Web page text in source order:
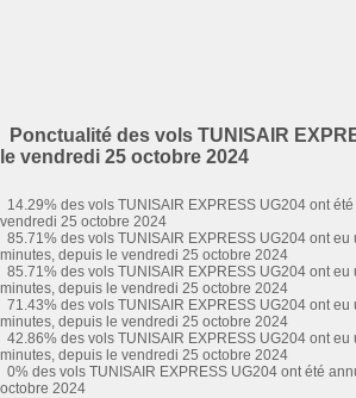
Ponctualité des vols TUNISAIR
le vendredi 25 octobre 2024
14.29% des vols TUNISAIR EXPRESS UG204 ont
vendredi 25 octobre 2024
85.71% des vols TUNISAIR EXPRESS UG204 ont
minutes, depuis le vendredi 25 octobre 2024
85.71% des vols TUNISAIR EXPRESS UG204 ont
minutes, depuis le vendredi 25 octobre 2024
71.43% des vols TUNISAIR EXPRESS UG204 ont
minutes, depuis le vendredi 25 octobre 2024
42.86% des vols TUNISAIR EXPRESS UG204 ont
minutes, depuis le vendredi 25 octobre 2024
0% des vols TUNISAIR EXPRESS UG204 ont été
octobre 2024